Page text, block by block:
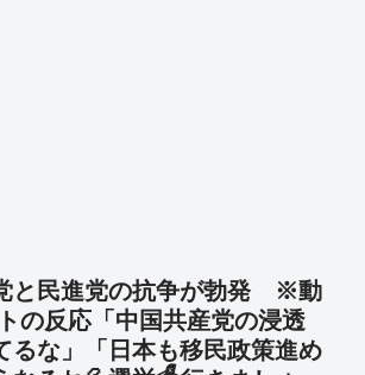
と民進党の抗争が勃発 ※動
反応「中国共産党の浸透
るな」「日本も移民政策進め